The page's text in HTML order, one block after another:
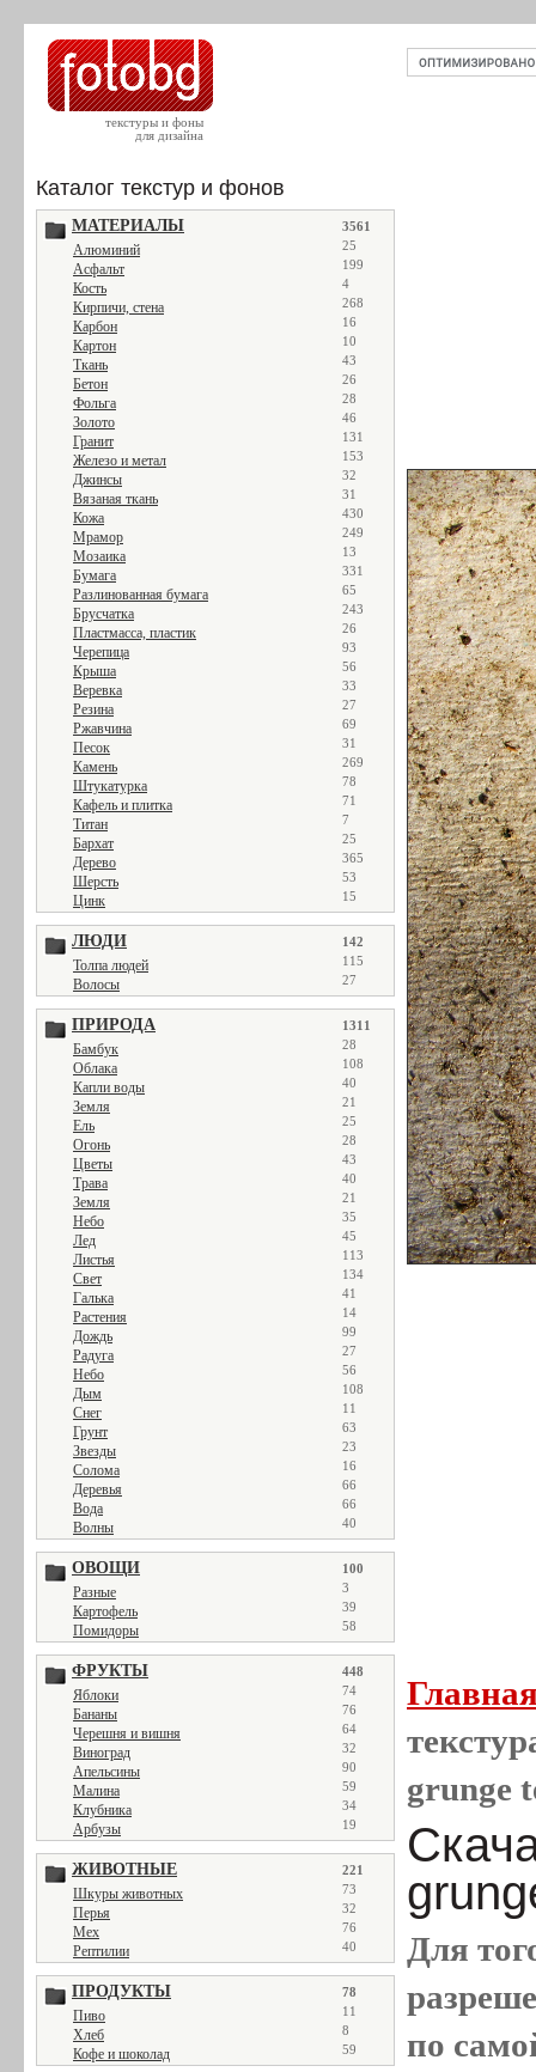
текстуры и фоны
для дизайна
Каталог текстур и фонов
МАТЕРИАЛЫ 3561
Алюминий 25
Асфальт 199
Кость 4
Кирпичи, стена 268
Карбон 16
Картон 10
Ткань 43
Бетон 26
Фольга 28
Золото 46
Гранит 131
Железо и метал 153
Джинсы 32
Вязаная ткань 31
Кожа 430
Мрамор 249
Мозаика 13
Бумага 331
Разлинованная бумага 65
Брусчатка 243
Пластмасса, пластик 26
Черепица 93
Крыша 56
Веревка 33
Резина 27
Ржавчина 69
Песок 31
Камень 269
Штукатурка 78
Кафель и плитка 71
Титан 7
Бархат 25
Дерево 365
Шерсть 53
Цинк 15
ЛЮДИ 142
Толпа людей 115
Волосы 27
ПРИРОДА 1311
Бамбук 28
Облака 108
Капли воды 40
Земля 21
Ель 25
Огонь 28
Цветы 43
Трава 40
Земля 21
Небо 35
Лед 45
Листья 113
Свет 134
Галька 41
Растения 14
Дождь 99
Радуга 27
Небо 56
Дым 108
Снег 11
Грунт 63
Звезды 23
Солома 16
Деревья 66
Вода 66
Волны 40
ОВОЩИ 100
Разные 3
Картофель 39
Помидоры 58
ФРУКТЫ 448
Яблоки 74
Бананы 76
Черешня и вишня 64
Виноград 32
Апельсины 90
Малина 59
Клубника 34
Арбузы 19
ЖИВОТНЫЕ 221
Шкуры животных 73
Перья 32
Мех 76
Рептилии 40
ПРОДУКТЫ 78
Пиво 11
Хлеб 8
Кофе и шоколад 59
grunge
Для
по